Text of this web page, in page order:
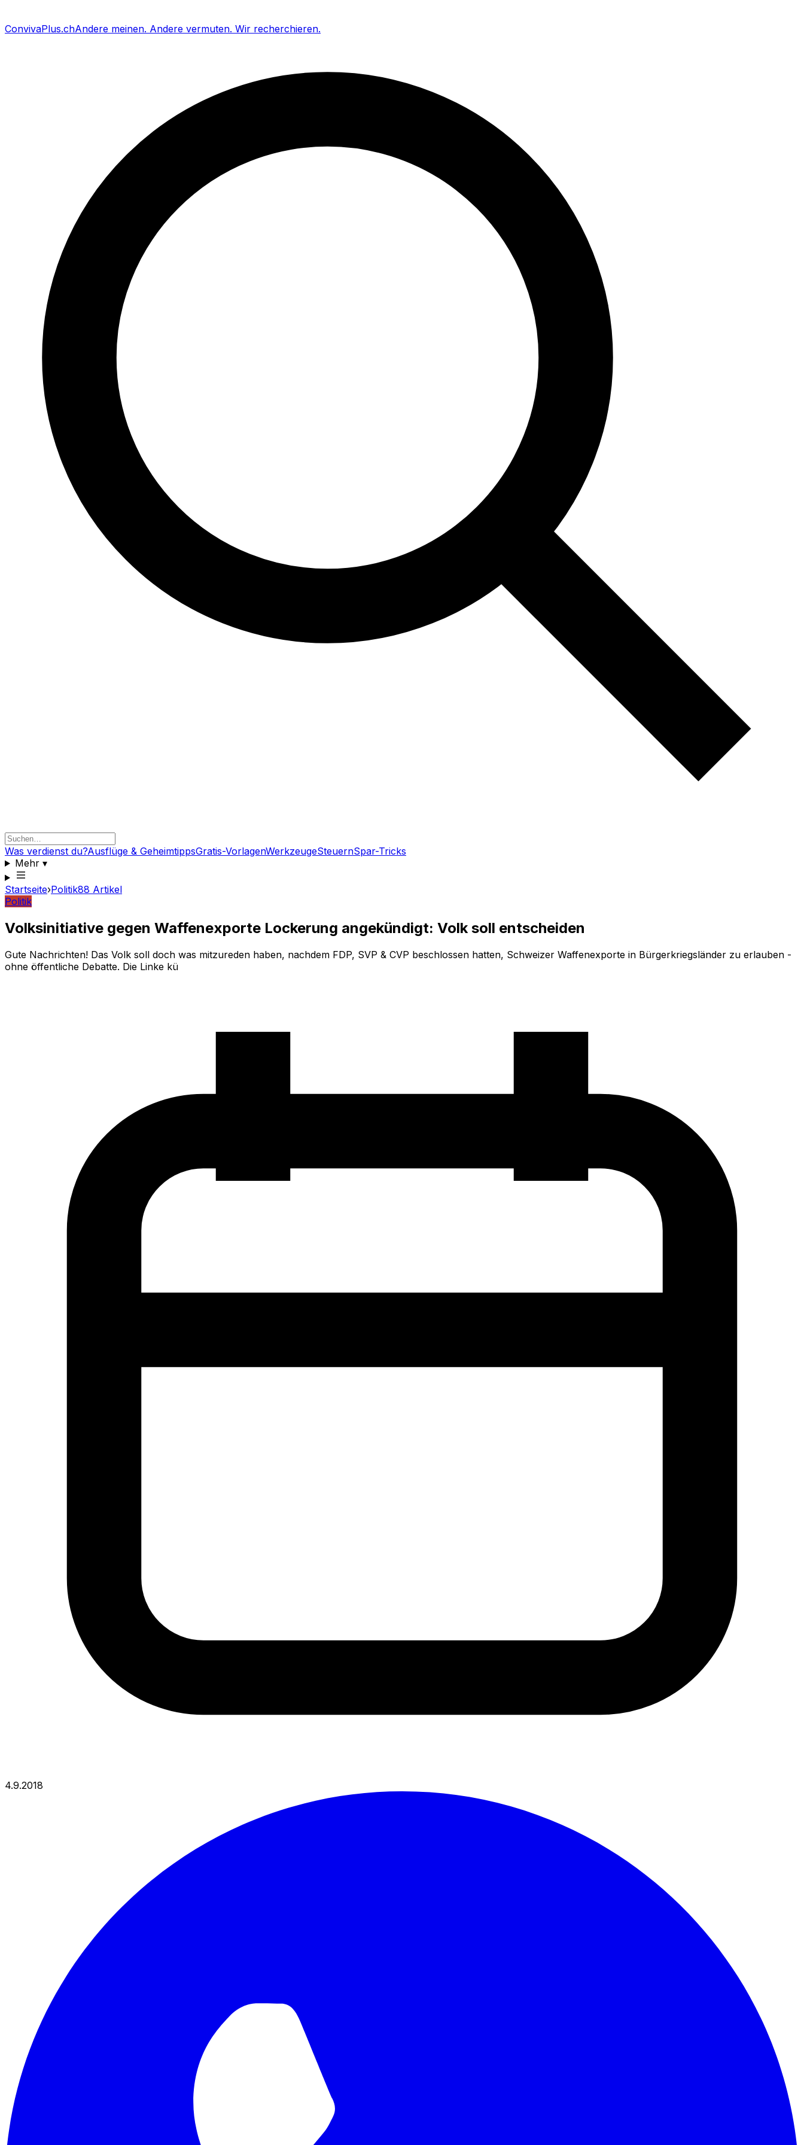
ConvivaPlus.chAndere meinen. Andere vermuten. Wir recherchieren.
Was verdienst du?Ausflüge & GeheimtippsGratis-VorlagenWerkzeugeSteuernSpar-Tricks
Mehr▾
Startseite›Politik88 Artikel
Politik
Volksinitiative gegen Waffenexporte Lockerung angekündigt: Volk soll entscheiden
Gute Nachrichten! Das Volk soll doch was mitzureden haben, nachdem FDP, SVP & CVP beschlossen hatten, Schweizer Waffenexporte in Bürgerkriegsländer zu erlauben -
ohne öffentliche Debatte. Die Linke kü
4.9.2018